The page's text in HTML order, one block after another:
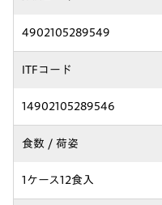
4902105289549
ITFコード
14902105289546
食数 / 荷姿
1ケース12食入